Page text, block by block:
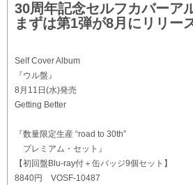
30周年記念セルフカバーア
まずは第1弾が8月にリリー
Self Cover Album
『ウル盤』
8月11日(水)発売
Getting Better
『数量限定生産 “road to 30th”
プレミアム・セット』
【初回盤Blu-ray付＋缶バッジ9個セット】
8840円 VOSF-10487